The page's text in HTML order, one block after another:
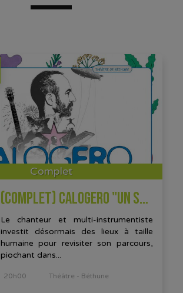
Complet
(COMPLET) CALOGERO "UN SOIR DANS LES THEATRES"
Le chanteur et multi-instrumentiste
investit désormais des lieux à taille
humaine pour revisiter son parcours,
piochant dans...
20h00 Théâtre - Béthune